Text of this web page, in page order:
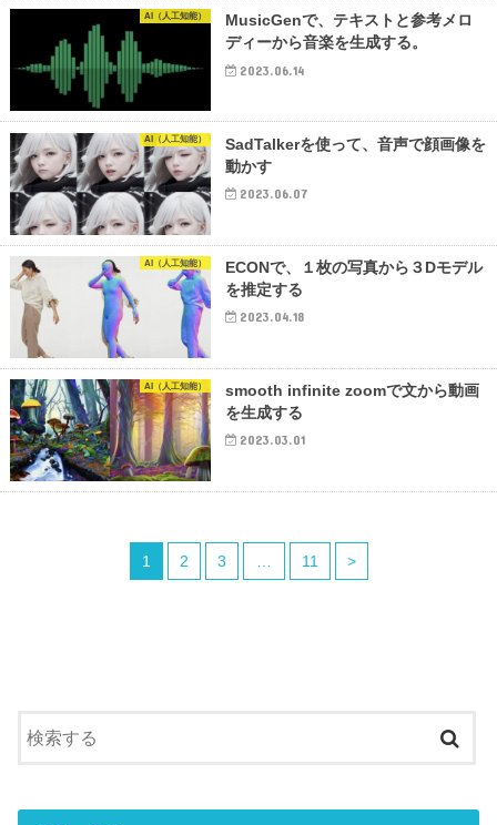
AI（人工知能）
MusicGenで、テキストと参考メロ
ディーから音楽を生成する。
2023.06.14
AI（人工知能）
SadTalkerを使って、音声で顔画像を
動かす
2023.06.07
AI（人工知能）
ECONで、１枚の写真から３Dモデル
を推定する
2023.04.18
AI（人工知能）
smooth infinite zoomで文から動画
を生成する
2023.03.01
1 2 3 … 11 >